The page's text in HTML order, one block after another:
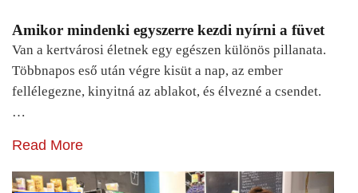
Amikor mindenki egyszerre kezdi nyírni a füvet
Van a kertvárosi életnek egy egészen különös pillanata.
Többnapos eső után végre kisüt a nap, az ember
fellélegezne, kinyitná az ablakot, és élvezné a csendet.
…
Read More